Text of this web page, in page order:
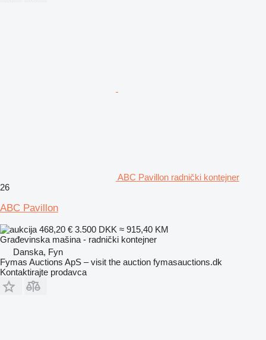
ABC Pavillon radnički kontejner
26
ABC Pavillon
468,20 € 3.500 DKK ≈ 915,40 KM
Građevinska mašina - radnički kontejner
Danska, Fyn
Fymas Auctions ApS – visit the auction fymasauctions.dk
Kontaktirajte prodavca